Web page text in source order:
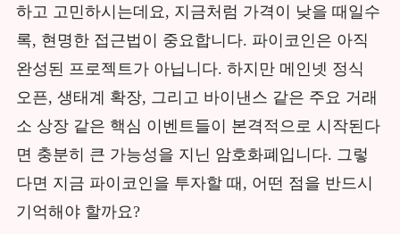
하고 고민하시는데요, 지금처럼 가격이 낮을 때일수
록, 현명한 접근법이 중요합니다. 파이코인은 아직
완성된 프로젝트가 아닙니다. 하지만 메인넷 정식
오픈, 생태계 확장, 그리고 바이낸스 같은 주요 거래
소 상장 같은 핵심 이벤트들이 본격적으로 시작된다
면 충분히 큰 가능성을 지닌 암호화폐입니다. 그렇
다면 지금 파이코인을 투자할 때, 어떤 점을 반드시
기억해야 할까요?